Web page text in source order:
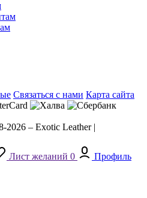
Связаться с нами Карта сайта
– Exotic Leather |
Лист желаний 0
Профиль